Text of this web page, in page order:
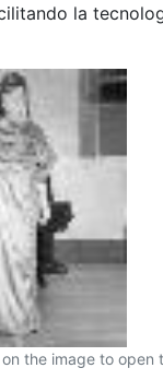
la
the image to open